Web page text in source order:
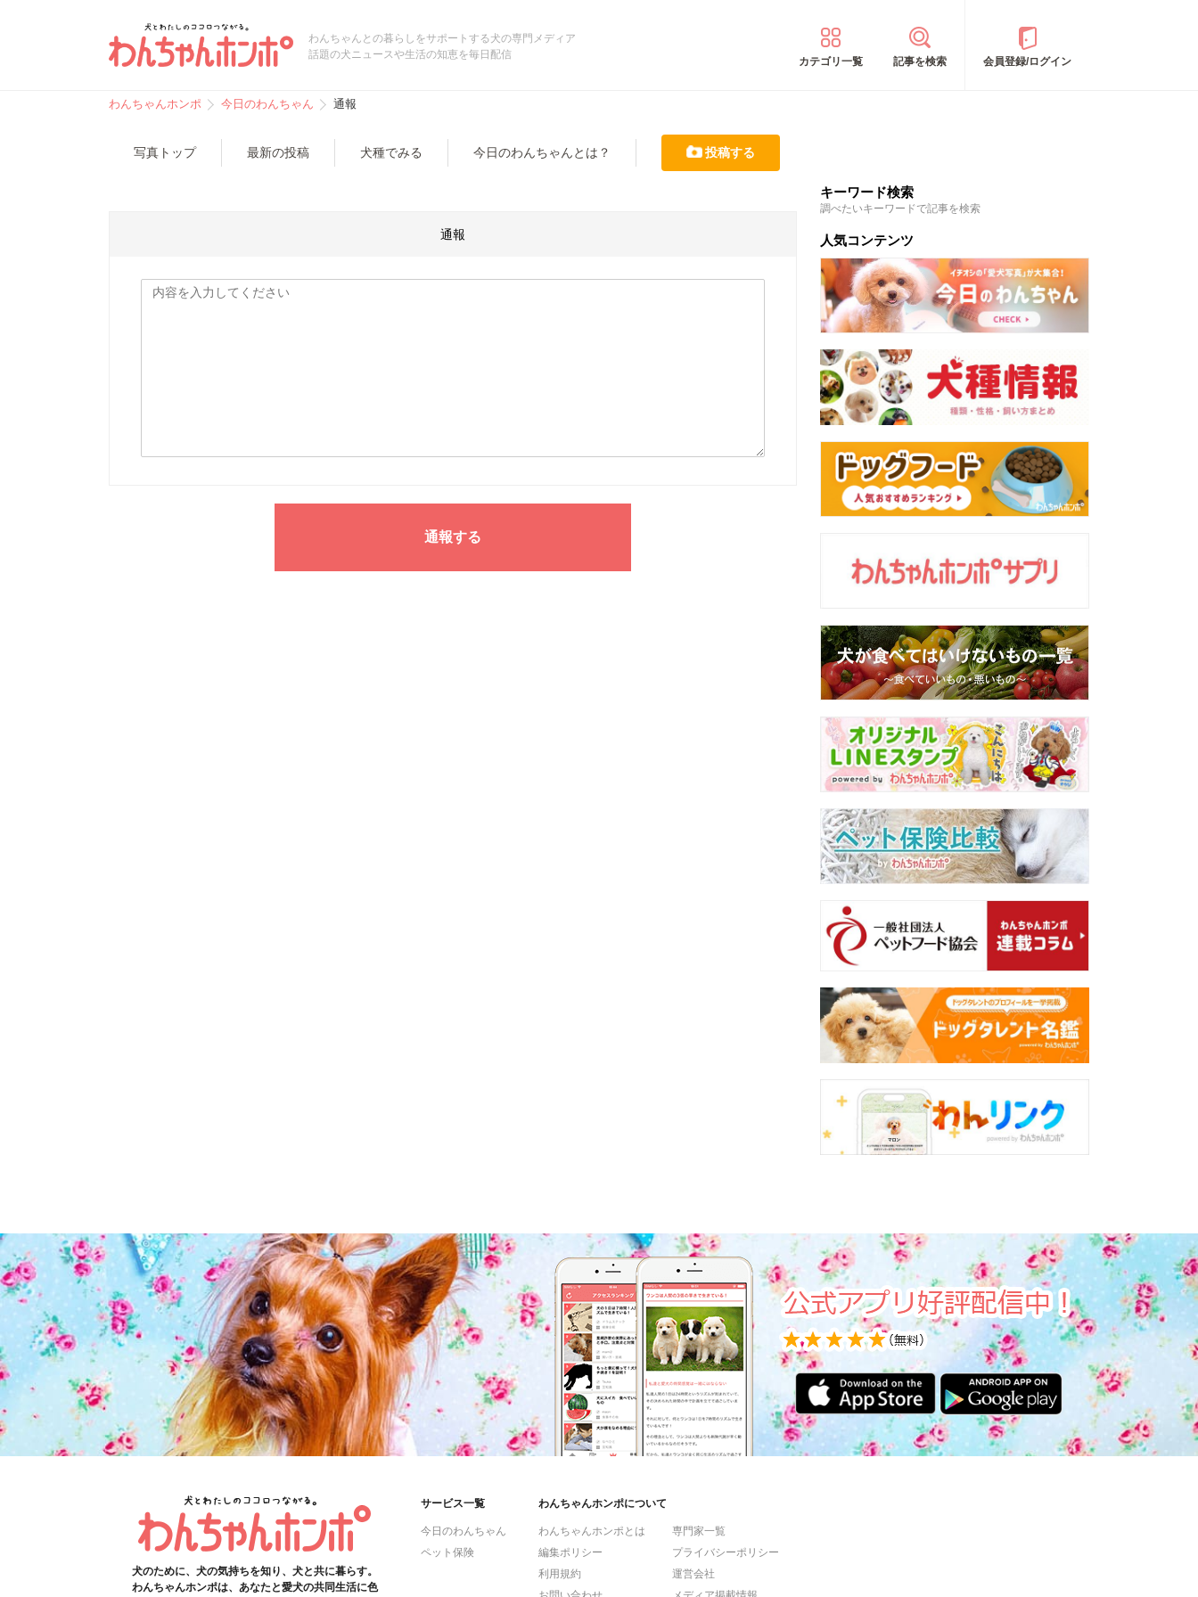
わんちゃんとの暮らしをサポートする犬の専門メディア
話題の犬ニュースや生活の知恵を毎日配信
カテゴリ一覧 記事を検索 会員登録/ログイン
わんちゃんホンポ 今日のわんちゃん 通報
写真トップ 最新の投稿 犬種でみる 今日のわんちゃんとは？ 投稿する
通報
キーワード検索
調べたいキーワードで記事を検索
人気コンテンツ
サービス一覧
今日のわんちゃん
ペット保険
わんちゃんホンポについて
わんちゃんホンポとは
編集ポリシー
利用規約
専門家一覧
プライバシーポリシー
運営会社
犬のために、犬の気持ちを知り、犬と共に暮らす。
わんちゃんホンポは、あなたと愛犬の共同生活に色